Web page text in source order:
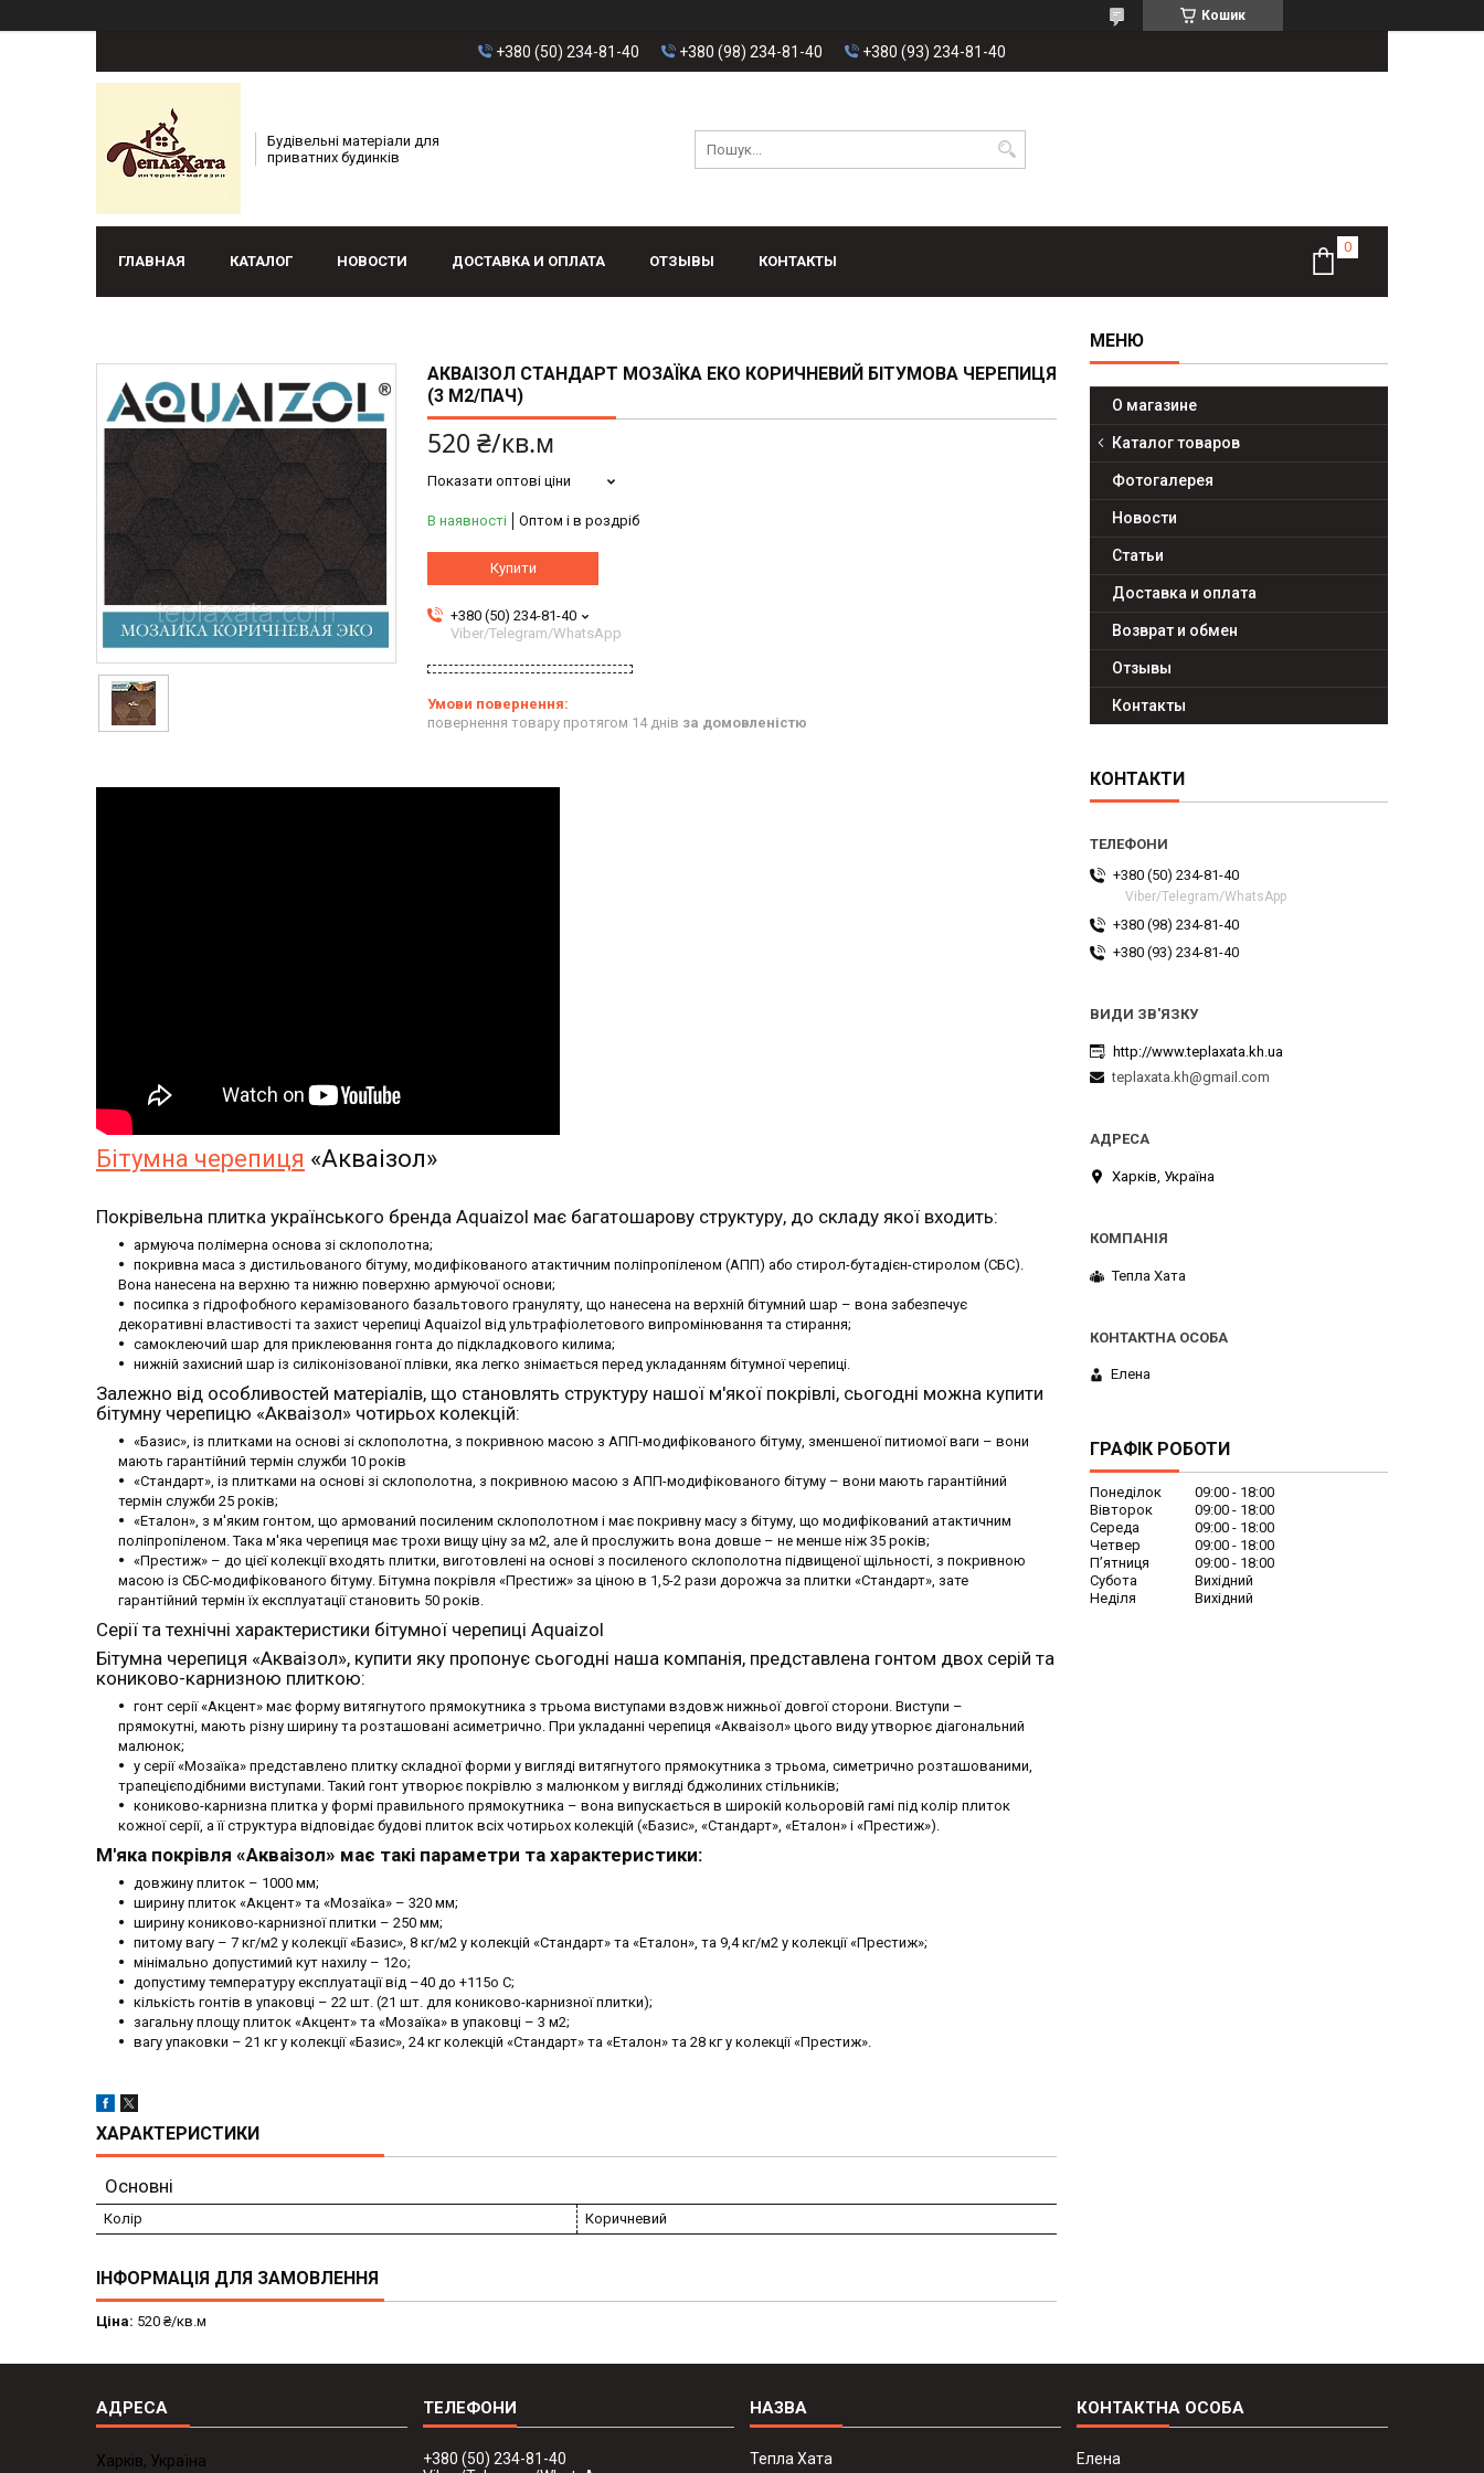
Кошик
+380 (50) 234-81-40 +380 (98) 234-81-40 +380 (93) 234-81-40
Будівельні матеріали для
приватних будинків
ГЛАВНАЯ КАТАЛОГ НОВОСТИ ДОСТАВКА И ОПЛАТА ОТЗЫВЫ КОНТАКТЫ
АКВАІЗОЛ СТАНДАРТ МОЗАЇКА ЕКО КОРИЧНЕВИЙ БІТУМОВА ЧЕРЕПИЦЯ
(3 М2/ПАЧ)
520 ₴/кв.м
Показати оптові ціни
В наявності Оптом і в роздріб
Купити
+380 (50) 234-81-40
Viber/Telegram/WhatsApp
повернення товару протягом 14 днів за домовленістю
Бітумна черепиця «Акваізол»
Покрівельна плитка українського бренда Aquaizol має багатошарову структуру, до складу якої входить:
армуюча полімерна основа зі склополотна;
покривна маса з дистильованого бітуму, модифікованого атактичним поліпропіленом (АПП) або стирол-бутадієн-стиролом (СБС).
Вона нанесена на верхню та нижню поверхню армуючої основи;
посипка з гідрофобного керамізованого базальтового грануляту, що нанесена на верхній бітумний шар – вона забезпечує
декоративні властивості та захист черепиці Aquaizol від ультрафіолетового випромінювання та стирання;
самоклеючий шар для приклеювання гонта до підкладкового килима;
нижній захисний шар із силіконізованої плівки, яка легко знімається перед укладанням бітумної черепиці.
Залежно від особливостей матеріалів, що становлять структуру нашої м'якої покрівлі, сьогодні можна купити
бітумну черепицю «Акваізол» чотирьох колекцій:
«Базис», із плитками на основі зі склополотна, з покривною масою з АПП-модифікованого бітуму, зменшеної питиомої ваги – вони
мають гарантійний термін служби 10 років
«Стандарт», із плитками на основі зі склополотна, з покривною масою з АПП-модифікованого бітуму – вони мають гарантійний
термін служби 25 років;
«Еталон», з м'яким гонтом, що армований посиленим склополотном і має покривну масу з бітуму, що модифікований атактичним
поліпропіленом. Така м'яка черепиця має трохи вищу ціну за м2, але й прослужить вона довше – не менше ніж 35 років;
«Престиж» – до цієї колекції входять плитки, виготовлені на основі з посиленого склополотна підвищеної щільності, з покривною
масою із СБС-модифікованого бітуму. Бітумна покрівля «Престиж» за ціною в 1,5-2 рази дорожча за плитки «Стандарт», зате
гарантійний термін їх експлуатації становить 50 років.
Серії та технічні характеристики бітумної черепиці Aquaizol
Бітумна черепиця «Акваізол», купити яку пропонує сьогодні наша компанія, представлена гонтом двох серій та
кониково-карнизною плиткою:
гонт серії «Акцент» має форму витягнутого прямокутника з трьома виступами вздовж нижньої довгої сторони. Виступи –
прямокутні, мають різну ширину та розташовані асиметрично. При укладанні черепиця «Акваізол» цього виду утворює діагональний
малюнок;
у серії «Мозаїка» представлено плитку складної форми у вигляді витягнутого прямокутника з трьома, симетрично розташованими,
трапецієподібними виступами. Такий гонт утворює покрівлю з малюнком у вигляді бджолиних стільників;
кониково-карнизна плитка у формі правильного прямокутника – вона випускається в широкій кольоровій гамі під колір плиток
кожної серії, а її структура відповідає будові плиток всіх чотирьох колекцій («Базис», «Стандарт», «Еталон» і «Престиж»).
М'яка покрівля «Акваізол» має такі параметри та характеристики:
довжину плиток – 1000 мм;
ширину плиток «Акцент» та «Мозаїка» – 320 мм;
ширину кониково-карнизної плитки – 250 мм;
питому вагу – 7 кг/м2 у колекції «Базис», 8 кг/м2 у колекцій «Стандарт» та «Еталон», та 9,4 кг/м2 у колекції «Престиж»;
мінімально допустимий кут нахилу – 12о;
допустиму температуру експлуатації від –40 до +115о С;
кількість гонтів в упаковці – 22 шт. (21 шт. для кониково-карнизної плитки);
загальну площу плиток «Акцент» та «Мозаїка» в упаковці – 3 м2;
вагу упаковки – 21 кг у колекції «Базис», 24 кг колекцій «Стандарт» та «Еталон» та 28 кг у колекції «Престиж».
ХАРАКТЕРИСТИКИ
Основні
Колір Коричневий
ІНФОРМАЦІЯ ДЛЯ ЗАМОВЛЕННЯ
Ціна: 520 ₴/кв.м
О магазине
Каталог товаров
Фотогалерея
Новости
Статьи
Доставка и оплата
Возврат и обмен
Отзывы
Контакты
КОНТАКТИ
+380 (50) 234-81-40
Viber/Telegram/WhatsApp
+380 (98) 234-81-40
+380 (93) 234-81-40
http://www.teplaxata.kh.ua
teplaxata.kh@gmail.com
Харків, Україна
Тепла Хата
Елена
ГРАФІК РОБОТИ
Понеділок 09:00
18:00
Вівторок
09:00
18:00
Середа
09:00
18:00
Четвер
09:00
18:00
Пʼятниця
09:00
18:00
Субота
Вихідний
Неділя
Вихідний
Харків, Україна
+380 (50) 234-81-40
Тепла Хата Елена